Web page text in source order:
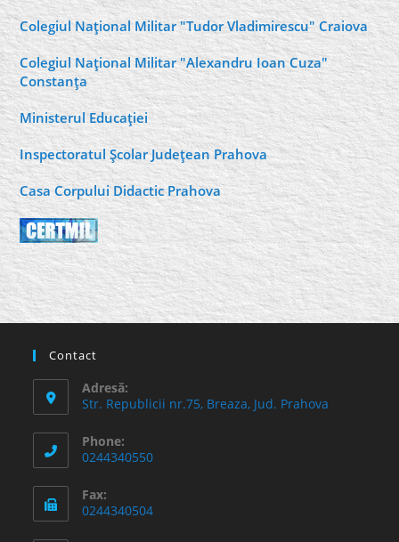
Colegiul Naţional Militar "Tudor Vladimirescu" Craiova
Colegiul Naţional Militar "Alexandru Ioan Cuza"
Constanţa
Ministerul Educaţiei
Inspectoratul Şcolar Judeţean Prahova
Casa Corpului Didactic Prahova
Contact
Adresă:
Str. Republicii nr.75, Breaza, Jud. Prahova
Phone:
0244340550
Fax:
0244340504